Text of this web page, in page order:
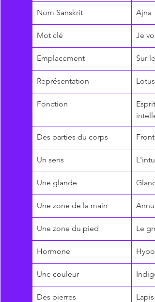
Nom Sanskrit Ajna
Mot clé Je vois
Emplacement Sur
Représentation
Fonction
Des parties du corps
Un sens
Une glande
Une zone de la main
Une zone du pied Le
Hormone
Une couleur Indigo
Des pierres